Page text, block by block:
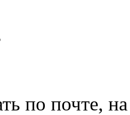
по почте,